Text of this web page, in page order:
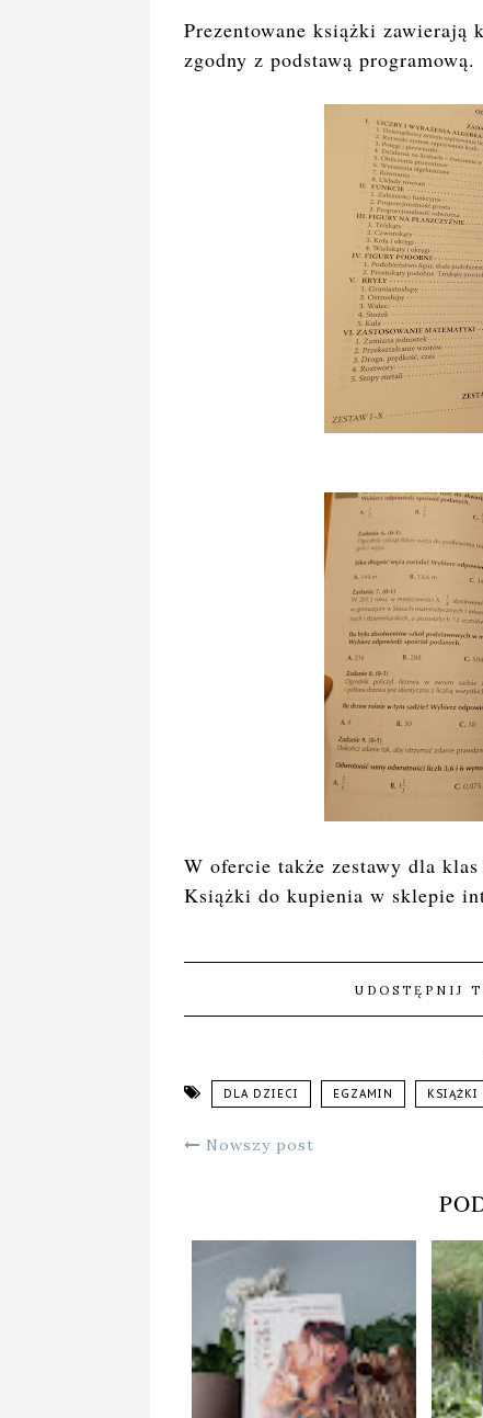
Prezentowane książki zawierają
zgodny z podstawą programową.
W ofercie także zestawy dla
Książki do kupienia w sklepie
UDOSTĘPNIJ
DLA DZIECI EGZAMIN KSIĄŻKI
Nowszy post